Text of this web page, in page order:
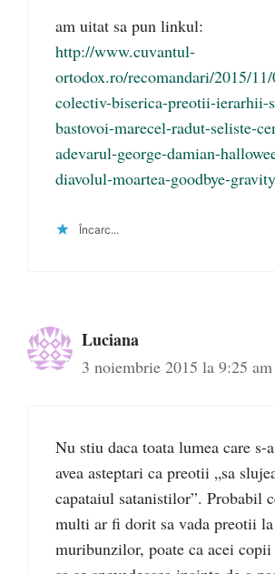
am uitat sa pun linkul:
http://www.cuvantul-
ortodox.ro/recomandari/2015/
colectiv-biserica-preotii-ierarhii-
bastovoi-marecel-radut-seliste-
adevarul-george-damian-
diavolul-moartea-goodbye-
Încarc...
Luciana
3 noiembrie 2015 la 9:25 am
Nu stiu daca toata lumea care s-
avea asteptari ca preotii „sa
capataiul satanistilor”. Probabil
multi ar fi dorit sa vada preotii
muribunzilor, poate ca acei